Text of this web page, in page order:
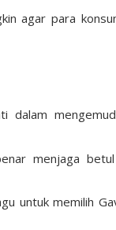
agar para
dalam
menjaga
untuk memilih